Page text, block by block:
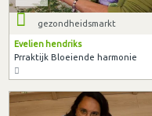
gezondheidsmarkt
Evelien hendriks
Prraktijk Bloeiende harmonie